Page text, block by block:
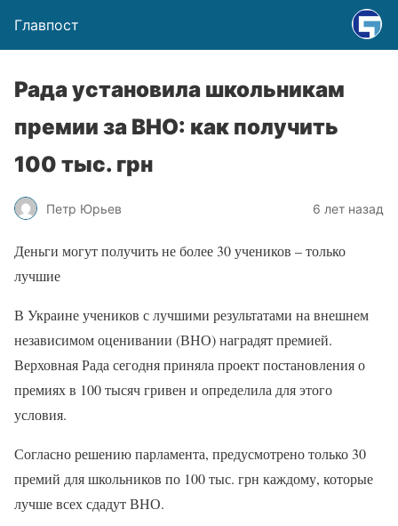
Главпост
Рада установила школьникам
премии за ВНО: как получить
100 тыс. грн
Петр Юрьев 6 лет назад
Деньги могут получить не более 30 учеников – только
лучшие
В Украине учеников с лучшими результатами на внешнем
независимом оценивании (ВНО) наградят премией.
Верховная Рада сегодня приняла проект постановления о
премиях в 100 тысяч гривен и определила для этого
условия.
Согласно решению парламента, предусмотрено только 30
премий для школьников по 100 тыс. грн каждому, которые
лучше всех сдадут ВНО.